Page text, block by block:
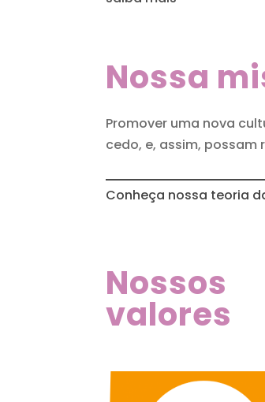
Nossa
Promover uma nova
cedo, e, assim,
Conheça nossa teoria
Nossos
valores